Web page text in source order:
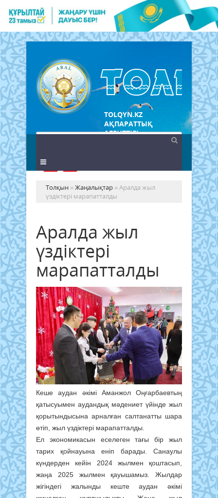
TOLQYN.KZ
АҚПАРАТТЫҚ
АГЕНТТІГІ
Толқын »Жаңалықтар » Аралда жыл
үздіктері марапатталды
Аралда жыл
үздіктері
марапатталды
Кеше аудан әкімі Аманжол Оңғарбаевтың
қатысуымен аудандық мәдениет үйінде жыл
қорытындысына арналған салтанатты шара
өтіп, жыл үздіктері марапатталды.
Ел экономикасын еселеген тағы бір жыл
тарих қойнауына еніп барады. Санаулы
күндерден кейін 2024 жылмен қоштасып,
жаңа 2025 жылмен қауышамыз. Жылдар
жігіндегі жалынды кеште аудан әкімі